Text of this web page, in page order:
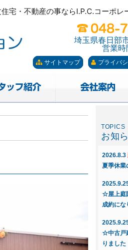
・不動産の事ならI.P.C.コーポレ
・不動産の事ならI.P.C.コーポレ
埼玉県春日部
営業
サイトマップ プライバ
お知
2026.8.3
夏季休業
☆屋上庭
成約にな
☆中古戸
りました